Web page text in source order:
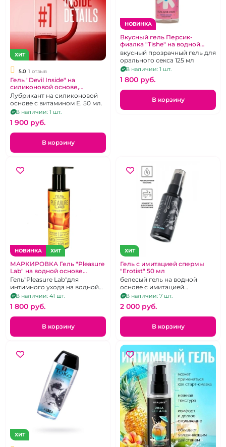
ХИТ
5.0 1 отзыв
Гель "Devil Inside" на
силиконовой основе,
анально-вагинальный 50 мл
Лубрикант на силиконовой
основе с витамином Е. 50 мл.
В наличии: 1 шт.
1 900 pуб.
В корзину
НОВИНКА
Вкусный гель Персик-
фиалка "Tishe" на водной
основе съедобный, 125 мл
вкусный прозрачный гель для
орального секса 125 мл
В наличии: 1 шт.
1 800 pуб.
В корзину
НОВИНКА ХИТ
МАРКИРОВКА Гель "Pleasure
Lab" на водной основе
сочный манго 185 мл
Гель"Pleasure Lab"для
интимного ухода на водной
основе сочный манго.
В наличии: 41 шт.
1 800 pуб.
В корзину
ХИТ
Гель с имитацией спермы
"Erotist" 50 мл
белесый гель на водной
основе с имитацией
мужского семени 50 мл
В наличии: 7 шт.
2 000 pуб.
В корзину
ХИТ